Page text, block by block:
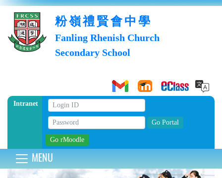
粉嶺禮賢會中學
Fanling Rhenish Church
Secondary School
Intranet
MENU